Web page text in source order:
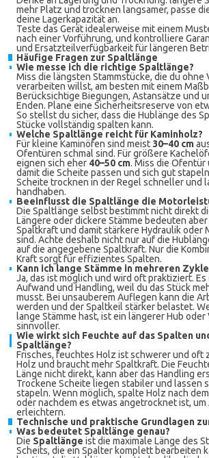
mehr Platz und trocknen langsamer, passe
deine Lagerkapazität an.
Teste das Gerät idealerweise mit einem
nach einer Vorführung, und kontrolliere
und Ersatzteilverfügbarkeit für längeren
Häufige Fragen zur Spaltlänge
Wie messe ich die richtige Spaltlänge?
Miss die längsten Stammstücke, die du ohne
verarbeiten willst, am besten mit einem
Berücksichtige Biegungen, Astansätze und
Enden. Plane eine Sicherheitsreserve von
So stellst du sicher, dass die Hublänge des
Stücke vollständig spalten kann.
Welche Spaltlänge reicht für Kaminholz?
Für kleine Kaminöfen sind meist 30–40 cm
Ofentüren schmal sind. Für größere
eignen sich eher 40–50 cm. Miss die Ofentür
damit die Scheite passen und sich gut
Scheite trocknen in der Regel schneller und
handhaben.
Beeinflusst die Spaltlänge die
Die Spaltlänge selbst bestimmt nicht direkt
Längere oder dickere Stämme bedeuten
Spaltkraft und damit stärkere Hydraulik oder
sind. Achte deshalb nicht nur auf die
auf die angegebene Spaltkraft. Nur die
Kraft sorgt für effizientes Spalten.
Kann ich lange Stämme in mehreren
Ja, das ist möglich und wird oft praktiziert.
Aufwand und Handling, weil du das Stück
musst. Bei unsauberem Auflegen kann die
werden und der Spaltkeil stärker belastet.
lange Stämme hast, ist ein längerer Hub
sinnvoller.
Wie wirkt sich Feuchte auf das Spalten
Spaltlänge?
Frisches, feuchtes Holz ist schwerer und oft
Holz und braucht mehr Spaltkraft. Die
Länge nicht direkt, kann aber das Handling
Trockene Scheite liegen stabiler und lassen
stapeln. Wenn möglich, spalte Holz nach
oder nachdem es etwas angetrocknet ist, um
erleichtern.
Technische und praktische Grundlagen
Was bedeutet Spaltlänge genau?
Die Spaltlänge ist die maximale Länge des
Scheits, die ein Spalter komplett bearbeiten